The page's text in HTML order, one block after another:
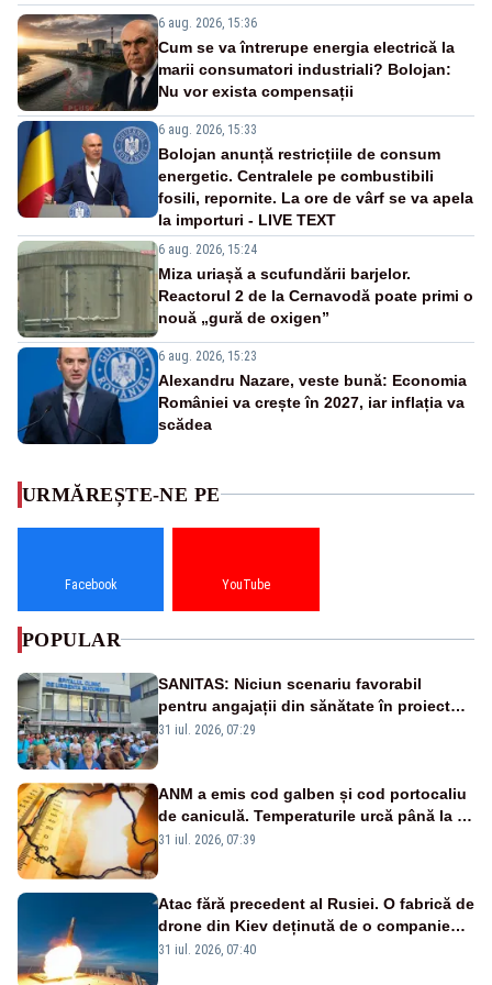
6 aug. 2026, 15:36
Cum se va întrerupe energia electrică la
marii consumatori industriali? Bolojan:
Nu vor exista compensații
6 aug. 2026, 15:33
Bolojan anunță restricțiile de consum
energetic. Centralele pe combustibili
fosili, repornite. La ore de vârf se va apela
la importuri - LIVE TEXT
6 aug. 2026, 15:24
Miza uriașă a scufundării barjelor.
Reactorul 2 de la Cernavodă poate primi o
nouă „gură de oxigen”
6 aug. 2026, 15:23
Alexandru Nazare, veste bună: Economia
României va crește în 2027, iar inflația va
scădea
URMĂREȘTE-NE PE
Facebook YouTube
POPULAR
SANITAS: Niciun scenariu favorabil
pentru angajații din sănătate în proiectul
Legii salarizării
31 iul. 2026, 07:29
ANM a emis cod galben și cod portocaliu
de caniculă. Temperaturile urcă până la 38
de grade, iar nopțile devin tropicale
31 iul. 2026, 07:39
Atac fără precedent al Rusiei. O fabrică de
drone din Kiev deținută de o companie
americană, distrusă de o rachetă
31 iul. 2026, 07:40